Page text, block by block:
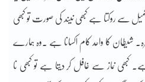
سے روکتا ہے کبھی نیند کی صورت تو کبھی
شیطان کا واحد کام اکسانا ہے ۔وہ ہمارے
کبھی نماز سے غافل کر دیتا ہے تو کبھی نا